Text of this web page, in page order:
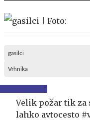
gasilci
Vrhnika
Velik požar tik za
lahko avtocesto